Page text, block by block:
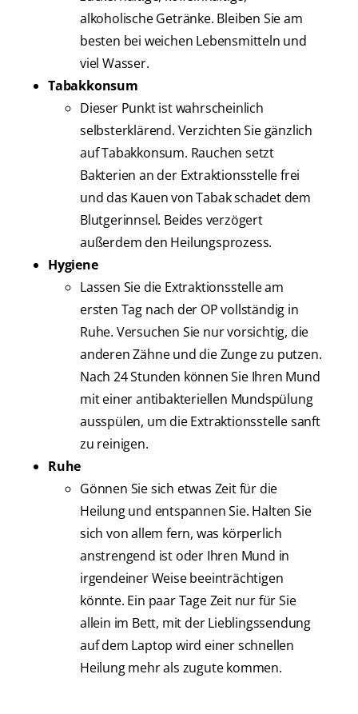
alkoholische Getränke. Bleiben Sie am
besten bei weichen Lebensmitteln und
viel Wasser.
Tabakkonsum
Dieser Punkt ist wahrscheinlich
selbsterklärend. Verzichten Sie gänzlich
auf Tabakkonsum. Rauchen setzt
Bakterien an der Extraktionsstelle frei
und das Kauen von Tabak schadet dem
Blutgerinnsel. Beides verzögert
außerdem den Heilungsprozess.
Hygiene
Lassen Sie die Extraktionsstelle am
ersten Tag nach der OP vollständig in
Ruhe. Versuchen Sie nur vorsichtig, die
anderen Zähne und die Zunge zu putzen.
Nach 24 Stunden können Sie Ihren Mund
mit einer antibakteriellen Mundspülung
ausspülen, um die Extraktionsstelle sanft
zu reinigen.
Ruhe
Gönnen Sie sich etwas Zeit für die
Heilung und entspannen Sie. Halten Sie
sich von allem fern, was körperlich
anstrengend ist oder Ihren Mund in
irgendeiner Weise beeinträchtigen
könnte. Ein paar Tage Zeit nur für Sie
allein im Bett, mit der Lieblingssendung
auf dem Laptop wird einer schnellen
Heilung mehr als zugute kommen.